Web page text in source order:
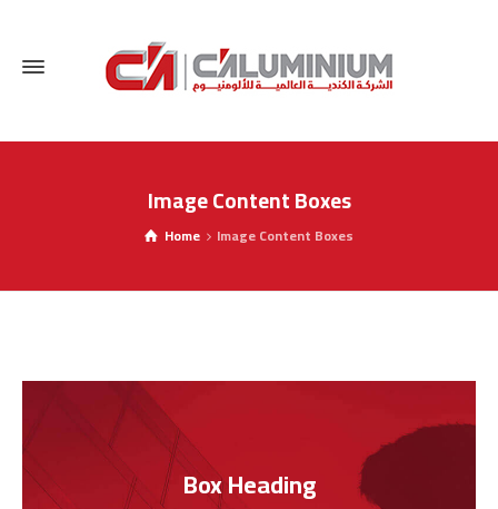
Image Content Boxes
Home Image Content Boxes
Box Heading